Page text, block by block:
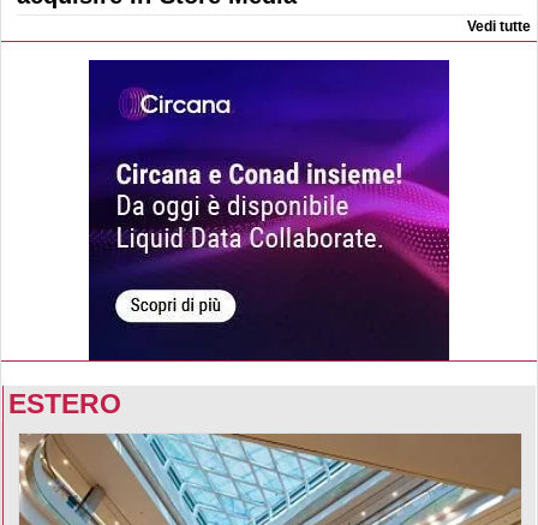
Vedi tutte
ESTERO